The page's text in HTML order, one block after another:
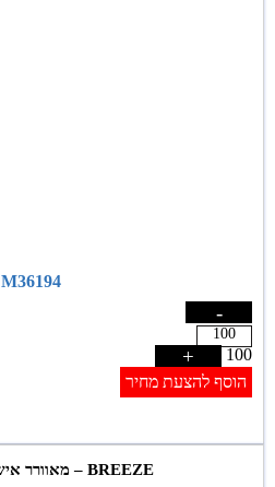
M36194
-
100
+
הוסף להצעת מחיר
BREEZE – מאוורר אישי דיגיטלי נטען